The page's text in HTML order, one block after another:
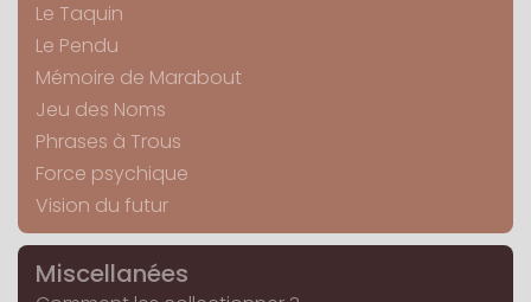
Le Taquin
Le Pendu
Mémoire de Marabout
Jeu des Noms
Phrases à Trous
Force psychique
Vision du futur
Miscellanées